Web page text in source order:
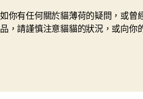
如你有任何關於貓薄荷的疑問，或曾
品，請謹慎注意貓貓的狀況，或向你